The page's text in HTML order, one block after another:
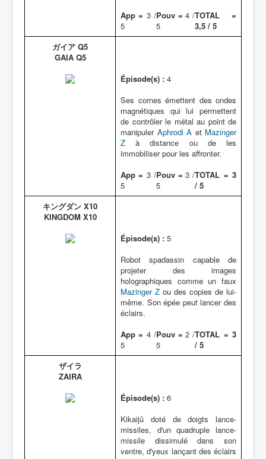
App = 3 /
5
Pouv = 4 /
5
TOTAL =
3,5 / 5
ガイア Q5
GAIA Q5
Épisode(s) : 4
Ses cornes émettent des ondes
magnétiques qui lui permettent
de contrôler le métal au point de
manipuler Aphrodi A et Mazinger
Z à distance ou de les
immobiliser pour les affronter.
App = 3 /
5
Pouv = 3 /
5
TOTAL = 3
/ 5
キングダン X10
KINGDOM X10
Épisode(s) : 5
Robot spadassin capable de
projeter des images
holographiques comme un faux
Mazinger Z ou des copies de lui-
même. Son épée peut lancer des
éclairs.
App = 4 /
5
Pouv = 2 /
5
TOTAL = 3
/ 5
ザイラ
ZAIRA
Épisode(s) : 6
Kikaijû doté de doigts lance-
missiles, d'un quadruple lance-
missile dissimulé dans son
ventre, d'yeux lançant des éclairs